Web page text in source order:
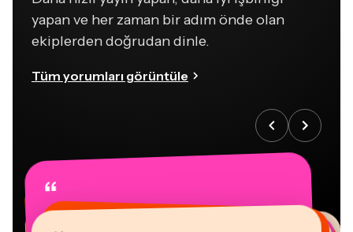
ekiplerden doğrudan dinle.
Tüm yorumları görüntüle
““
“
“
“
“
“ “
“ “
“